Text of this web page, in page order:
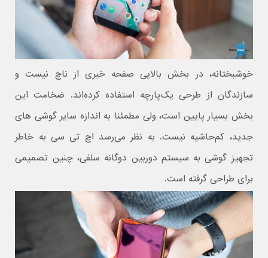
خوشبختانه، در بخش بالایی صفحه خبری از ناچ نیست و
سازندگان از طرحی یک‌پارچه استفاده کرده‌اند. ضخامت این
بخش بسیار پایین است، ولی مطمئنا به اندازه سایر گوشی های
جدید، کم‌حاشیه نیست. به نظر می‌رسد اچ تی سی به خاطر
تجهیز گوشی به سیستم دوربین دوگانه سلفی، چنین تصمیمی
برای طراحی گرفته است.